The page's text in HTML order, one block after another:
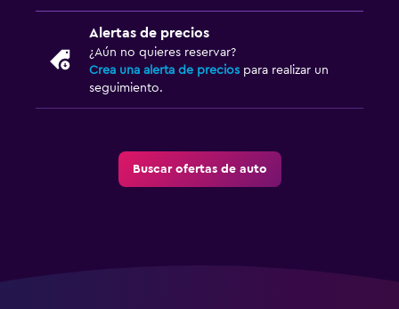
Alertas de precios
¿Aún no quieres reservar?
Crea una alerta de precios para realizar un
seguimiento.
Buscar ofertas de auto